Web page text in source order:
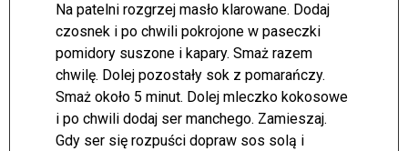
Na patelni rozgrzej masło klarowane. Dodaj
czosnek i po chwili pokrojone w paseczki
pomidory suszone i kapary. Smaż razem
chwilę. Dolej pozostały sok z pomarańczy.
Smaż około 5 minut. Dolej mleczko kokosowe
i po chwili dodaj ser manchego. Zamieszaj.
Gdy ser się rozpuści dopraw sos solą i